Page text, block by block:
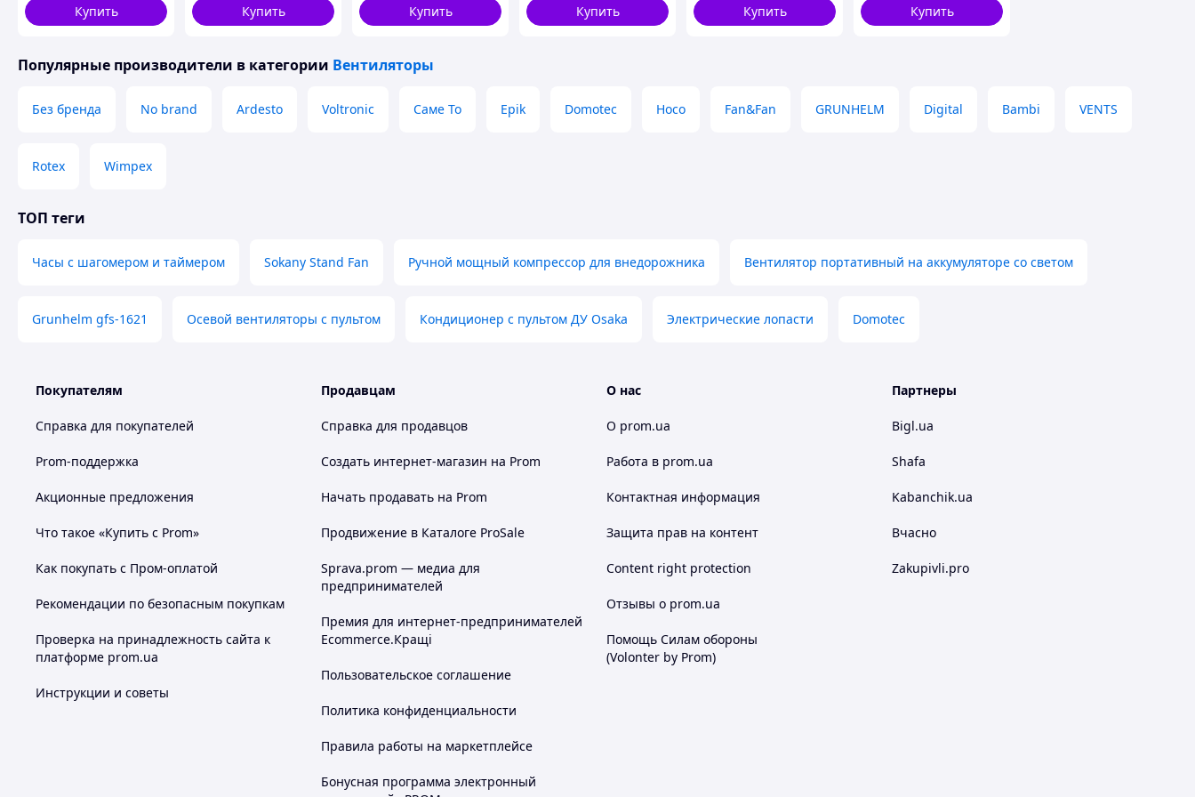
Купить
режимовКупить
Купить
Купить
Купить
1346 Белый с серым
Купить
Популярные производители в категории Вентиляторы
Без бренда No brand Ardesto Voltronic Саме То Epik Domotec Hoco Fan&Fan GRUNHELM Digital Bambi VENTS
Rotex Wimpex
ТОП теги
Часы с шагомером и таймером Sokany Stand Fan Ручной мощный компрессор для внедорожника Вентилятор портативный на аккумуляторе со светом
Grunhelm gfs-1621 Осевой вентиляторы с пультом Кондиционер с пультом ДУ Osaka Электрические лопасти Domotec
Покупателям
Справка для покупателей
Prom-поддержка
Акционные предложения
Что такое «Купить с Prom»
Как покупать с Пром-оплатой
Рекомендации по безопасным покупкам
Проверка на принадлежность сайта к
платформе prom.ua
Инструкции и советы
Продавцам
Справка для продавцов
Создать интернет-магазин на Prom
Начать продавать на Prom
Продвижение в Каталоге ProSale
Sprava.prom — медиа для
предпринимателей
Премия для интернет-предпринимателей
Ecommerce.Кращі
Пользовательское соглашение
Политика конфиденциальности
Правила работы на маркетплейсе
Бонусная программа электронный
О нас
О prom.ua
Работа в prom.ua
Контактная информация
Защита прав на контент
Content right protection
Отзывы о prom.ua
Помощь Силам обороны
(Volonter by Prom)
Партнеры
Bigl.ua
Shafa
Kabanchik.ua
Вчасно
Zakupivli.pro